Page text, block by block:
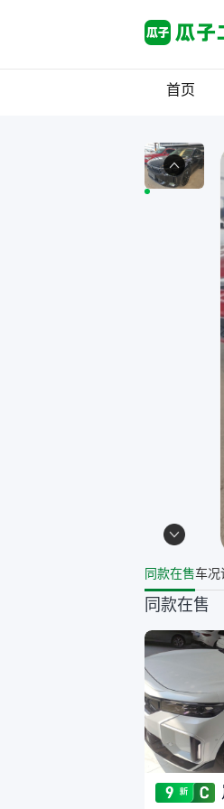
首页
同款在售车况
同款在售